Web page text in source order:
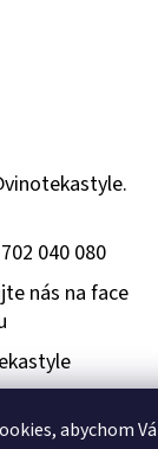
abychom
vinotekastyle.
040 080
nás na face
18 let.